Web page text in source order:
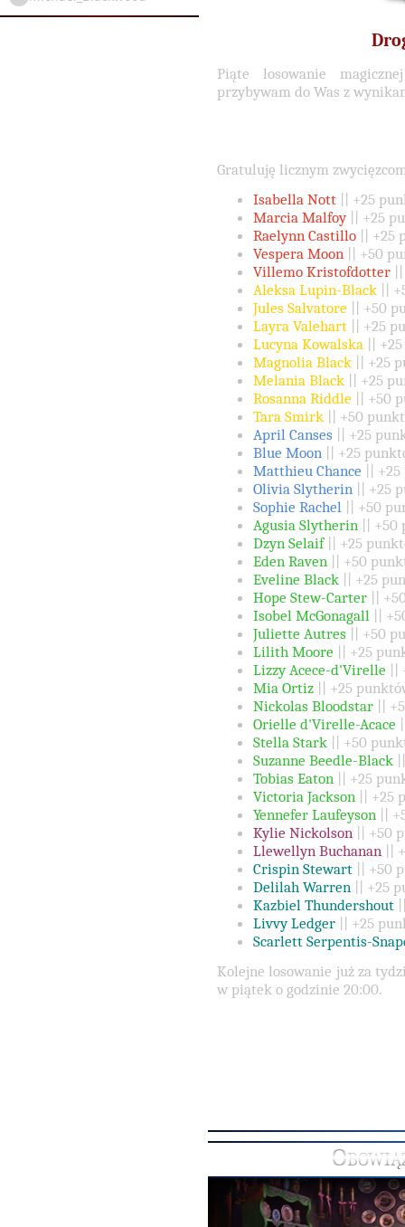
Piąte losowanie
przybywam do Was z
Gratuluję licznym
Isabella Nott || +25
Marcia Malfoy || +25
Raelynn Castillo || +25
Vespera Moon || +50
Villemo Kristofdotter
Aleksa Lupin-Black ||
Jules Salvatore || +50
Layra Valehart || +25
Lucyna Kowalska ||
Magnolia Black || +25
Melania Black || +25
Rosanna Riddle || +50
Tara Smirk || +50
April Canses || +25
Blue Moon || +25
Matthieu Chance ||
Olivia Slytherin || +25
Sophie Rachel || +50
Agusia Slytherin || +50
Dzyn Selaif || +25
Eden Raven || +50
Eveline Black || +25
Hope Stew-Carter ||
Isobel McGonagall ||
Juliette Autres || +50
Lilith Moore || +25
Lizzy Acece-d'Virelle ||
Mia Ortiz || +25
Nickolas Bloodstar ||
Orielle d'Virelle-Acace
Stella Stark || +50
Suzanne Beedle-Black
Tobias Eaton || +25
Victoria Jackson || +25
Yennefer Laufeyson ||
Kylie Nickolson || +50
Llewellyn Buchanan ||
Crispin Stewart || +50
Delilah Warren || +25
Kazbiel Thundershout
Livvy Ledger || +25
Scarlett Serpentis-
Kolejne losowanie już za
w piątek o godzinie 20:00.